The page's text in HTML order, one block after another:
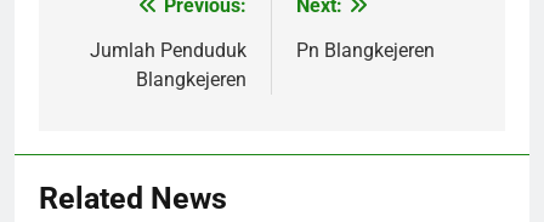
navigation
Previous:
Jumlah Penduduk
Blangkejeren
Next:
Pn Blangkejeren
Related News